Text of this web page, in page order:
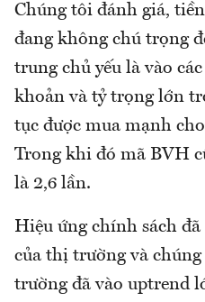
Chúng tôi đánh giá,
đang không chú trọng
trung chủ yếu là vào
khoản và tỷ trọng lớn
tục được mua mạnh
Trong khi đó mã BVH
là 2,6 lần.
Hiệu ứng chính sách
của thị trường và
trường đã vào uptrend